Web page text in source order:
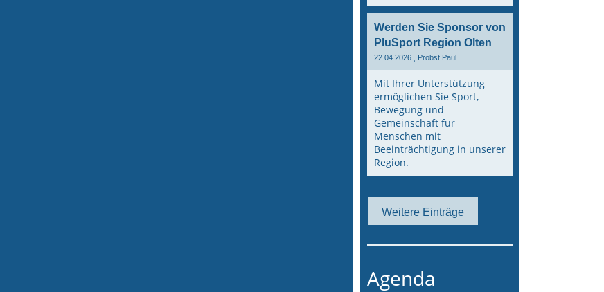
Werden Sie Sponsor von
PluSport Region Olten
22.04.2026 , Probst Paul
Mit Ihrer Unterstützung
ermöglichen Sie Sport,
Bewegung und
Gemeinschaft für
Menschen mit
Beeinträchtigung in unserer
Region.
Weitere Einträge
Agenda